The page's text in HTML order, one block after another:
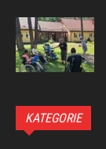
KATEGORIE